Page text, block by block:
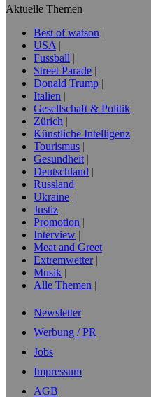
Aktuelle Themen
Best of watson
USA
Fussball
Street Parade
Donald Trump
Italien
Gesellschaft & Politik
Zürich
Künstliche Intelligenz
Tourismus
Gesundheit
Deutschland
Russland
Ukraine
Justiz
Promotion
Interview
Meat and Greet
Extremwetter
Musik
Alle Themen
Newsletter
Werbung / PR
Jobs
Impressum
AGB